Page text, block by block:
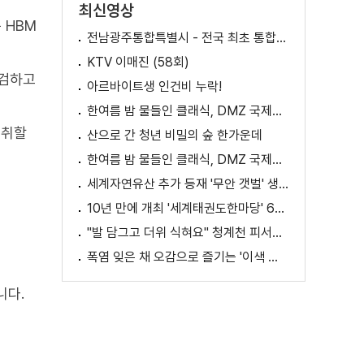
HBM
하고
할
다.
최신영상
전남광주통합특별시 - 전국 최초 통합돌봄 모델
KTV 이매진 (58회)
아르바이트생 인건비 누락!
한여름 밤 물들인 클래식, DMZ 국제음악제 성황
산으로 간 청년 비밀의 숲 한가운데
한여름 밤 물들인 클래식, DMZ 국제음악제 성황
세계자연유산 추가 등재 '무안 갯벌' 생태 체험
10년 만에 개최 '세계태권도한마당' 61개국 참가
"발 담그고 더위 식혀요" 청계천 피서지로 인기
폭염 잊은 채 오감으로 즐기는 '이색 독서' 인기